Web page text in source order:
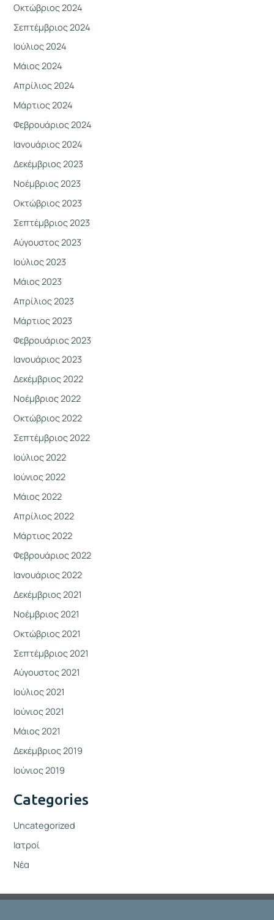
Οκτώβριος 2024
Σεπτέμβριος 2024
Ιούλιος 2024
Μάιος 2024
Απρίλιος 2024
Μάρτιος 2024
Φεβρουάριος 2024
Ιανουάριος 2024
Δεκέμβριος 2023
Νοέμβριος 2023
Οκτώβριος 2023
Σεπτέμβριος 2023
Αύγουστος 2023
Ιούλιος 2023
Μάιος 2023
Απρίλιος 2023
Μάρτιος 2023
Φεβρουάριος 2023
Ιανουάριος 2023
Δεκέμβριος 2022
Νοέμβριος 2022
Οκτώβριος 2022
Σεπτέμβριος 2022
Ιούλιος 2022
Ιούνιος 2022
Μάιος 2022
Απρίλιος 2022
Μάρτιος 2022
Φεβρουάριος 2022
Ιανουάριος 2022
Δεκέμβριος 2021
Νοέμβριος 2021
Οκτώβριος 2021
Σεπτέμβριος 2021
Αύγουστος 2021
Ιούλιος 2021
Ιούνιος 2021
Μάιος 2021
Δεκέμβριος 2019
Ιούνιος 2019
Categories
Uncategorized
Ιατροί
Νέα